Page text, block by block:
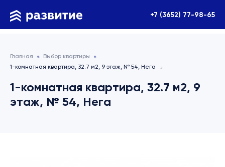
+7 (3652) 77-98-65
Главная
Выбор квартиры
1-комнатная квартира, 32.7 м2, 9 этаж, № 54, Нега
1-комнатная квартира, 32.7 м2, 9
этаж, № 54, Нега